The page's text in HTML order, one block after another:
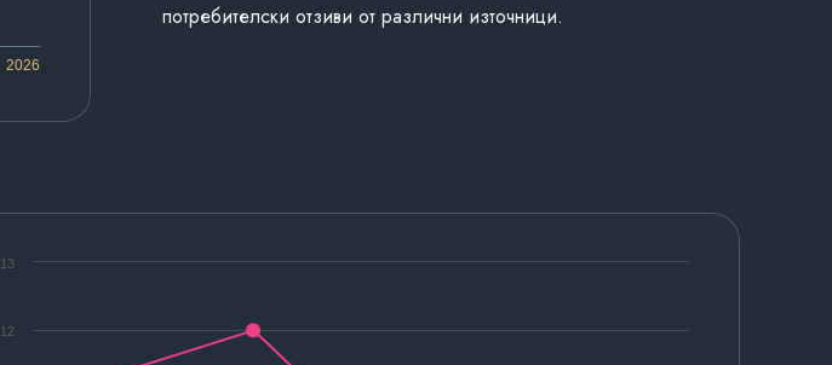
2026
потребителски отзиви от различни източници.
12
13